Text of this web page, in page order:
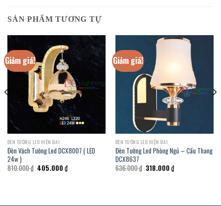
SẢN PHẨM TƯƠNG TỰ
Giảm giá!
ĐÈN TƯỜNG LED HIỆN ĐAI
Đèn Vách Tường Led DCX8007 ( LED
24w )
810.000₫ Giá
gốc
405.000 ₫Giá
hiện
Giảm giá!
ĐÈN TƯỜNG LED HIỆN ĐAI
Đèn Tường Led Phòng Ngủ – Cầu Thang
DCX8637
636.000₫ Giá
gốc
318.000 ₫Giá
hiện